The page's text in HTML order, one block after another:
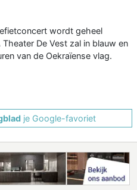
wordt geheel
De Vest zal in blauw en
van de Oekraïense vlag.
je Google-favoriet